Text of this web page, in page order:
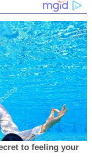
to feeling your